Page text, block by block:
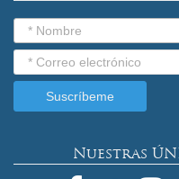
Nuestras